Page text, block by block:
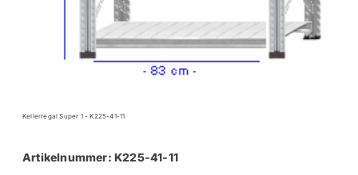
Kellerregal Super 1 - K225-41-11
Artikelnummer: K225-41-11